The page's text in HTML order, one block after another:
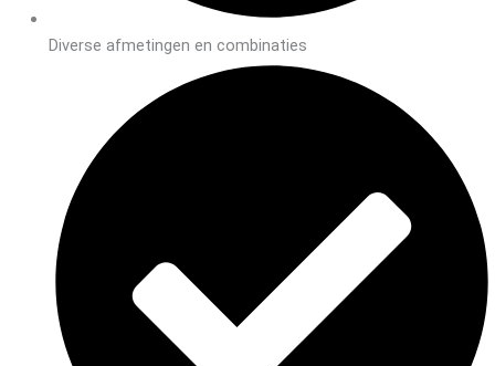
Diverse afmetingen en combinaties